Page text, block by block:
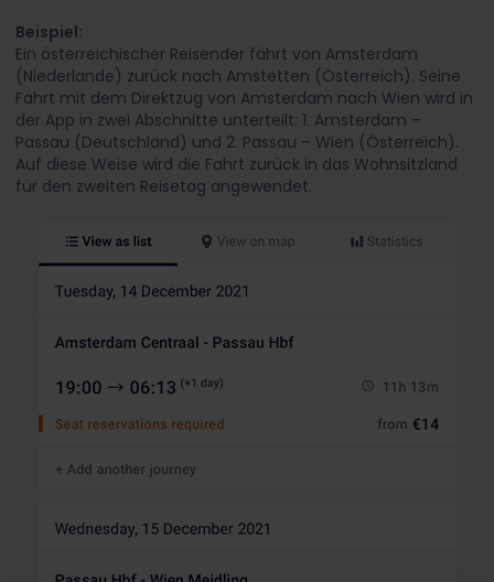
Beispiel:
Ein österreichischer Reisender fährt von Amsterdam
(Niederlande) zurück nach Amstetten (Österreich). Seine
Fahrt mit dem Direktzug von Amsterdam nach Wien wird in
der App in zwei Abschnitte unterteilt: 1. Amsterdam –
Passau (Deutschland) und 2. Passau – Wien (Österreich).
Auf diese Weise wird die Fahrt zurück in das Wohnsitzland
für den zweiten Reisetag angewendet.